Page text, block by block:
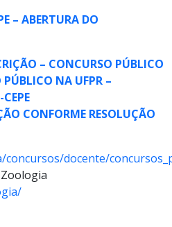
– ABERTURA DO
– CONCURSO PÚBLICO
NA UFPR –
CONFORME RESOLUÇÃO
docente/